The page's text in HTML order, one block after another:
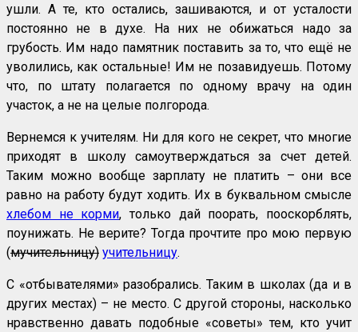
ушли. А те, кто остались, зашиваются, и от усталости
постоянно не в духе. На них не обижаться надо за
грубость. Им надо памятник поставить за то, что ещё не
уволились, как остальные! Им не позавидуешь. Потому
что, по штату полагается по одному врачу на один
участок, а не на целые полгорода.
Вернемся к учителям. Ни для кого не секрет, что многие
приходят в школу самоутверждаться за счет детей.
Таким можно вообще зарплату не платить – они все
равно на работу будут ходить. Их в буквальном смысле
хлебом не корми, только дай поорать, пооскорблять,
поунижать. Не верите? Тогда прочтите про мою первую
(мучительницу) учительницу.
С «отбывателями» разобрались. Таким в школах (да и в
других местах) – не место. С другой стороны, насколько
нравственно давать подобные «советы» тем, кто учит